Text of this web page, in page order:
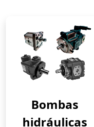
Bombas
hidráulicas